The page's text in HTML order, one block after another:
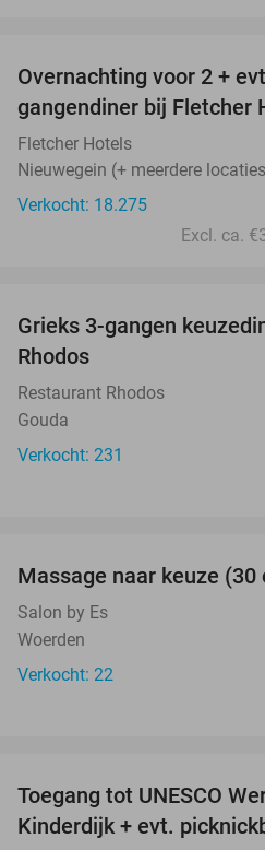
Overnachting voor 2 +
gangendiner bij Fletcher
Fletcher Hotels
Nieuwegein (+ meerdere
Verkocht: 18.275
Excl. ca.
Grieks 3-gangen
Rhodos
Restaurant Rhodos
Gouda
Verkocht: 231
Massage naar keuze (30
Salon by Es
Woerden
Verkocht: 22
Toegang tot UNESCO
Kinderdijk + evt.